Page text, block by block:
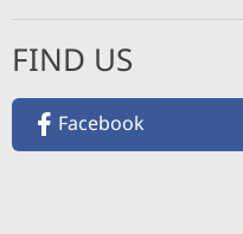
FIND US
Facebook